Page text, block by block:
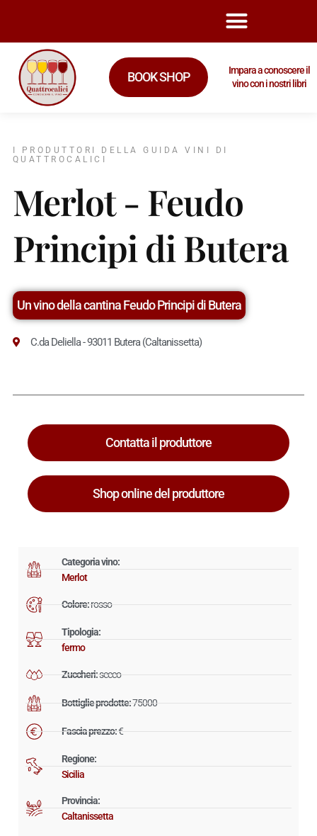
BOOK SHOP
Impara a conoscere il
vino con i nostri libri
I PRODUTTORI DELLA GUIDA VINI DI
QUATTROCALICI
Merlot - Feudo
Principi di Butera
Un vino della cantina Feudo Principi di Butera
C.da Deliella - 93011 Butera (Caltanissetta)
Categoria vino:
Merlot
Colore:rosso
Tipologia:
fermo
Zuccheri:secco
Bottiglie prodotte:75000
Fascia prezzo:€
Regione:
Sicilia
Provincia:
Caltanissetta
Contatta il produttore
Shop online del produttore